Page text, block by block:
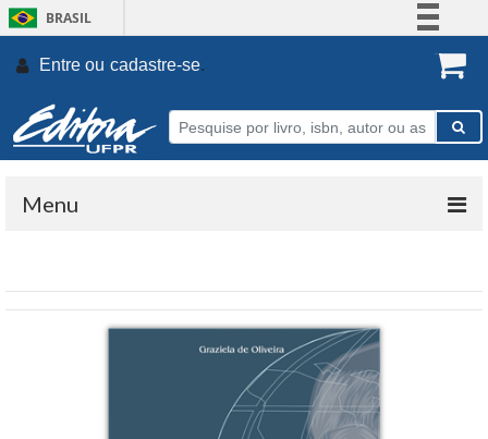
BRASIL
Participe
Entre ou cadastre-se.
Menu